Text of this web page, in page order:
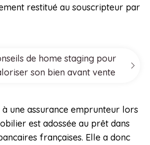
restitué au souscripteur par
de home staging pour
son bien avant vente
une assurance emprunteur lors
est adossée au prêt dans
françaises. Elle a donc